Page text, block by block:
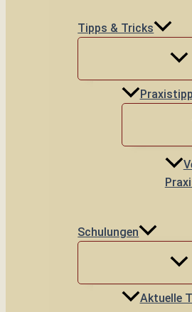
Tipps & Tricks
Schulungen
Aktuelle